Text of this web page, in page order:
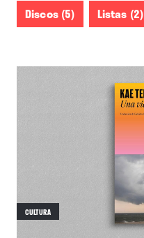
Discos (5)
Listas (2)
CULTURA